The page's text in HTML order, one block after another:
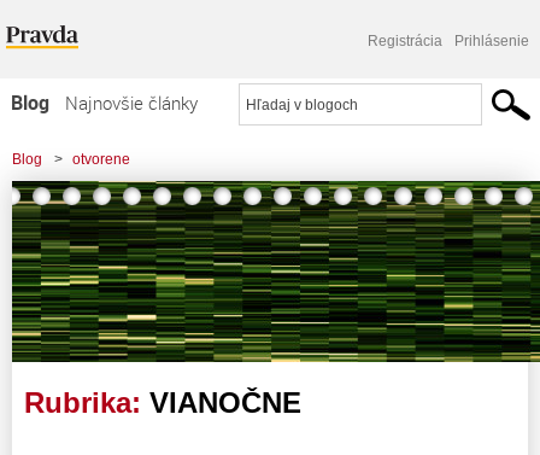
Registrácia Prihlásenie
Blog
Najnovšie články
Najčítanejšie články
Najkomentovanejšie články
Zoznam blogov
Komerčné blogy
Blog > otvorene
Rubrika: VIANOČNE